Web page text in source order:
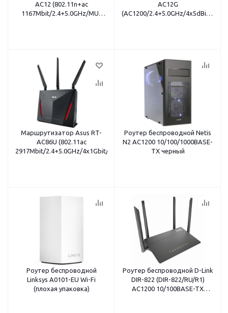
AC12 (802.11n+ac
1167Mbit/2.4+5.0GHz/MU-
AC12G
(AC1200/2.4+5.0GHz/4x5dBi/
Маршрутизатор Asus RT-
AC86U (802.11ac
2917Mbit/2.4+5.0GHz/4x1Gbit/USB3.2+USB2.0)
Роутер беспроводной Netis
N2 AC1200 10/100/1000BASE-
TX черный
Роутер беспроводной
Linksys A0101-EU Wi-Fi
(плохая упаковка)
Роутер беспроводной D-Link
DIR-822 (DIR-822/RU/R1)
AC1200 10/100BASE-TX